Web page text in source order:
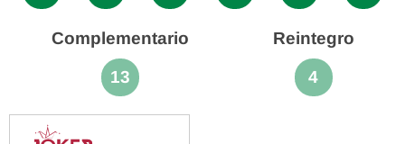
Complementario
13
Reintegro
4